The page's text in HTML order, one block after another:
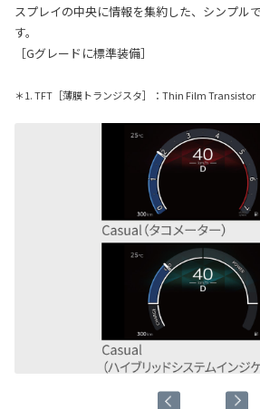
スプレイの中央に情報を集約した、シンプル
す。
［Gグレードに標準装備］
＊1. TFT［薄膜トランジスタ］：Thin Film Transistor